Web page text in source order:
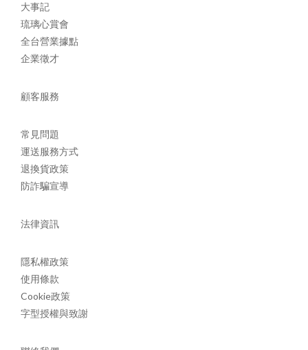
大事記
琉璃心賞會
全台營業據點
企業徵才
顧客服務
常見問題
運送服務方式
退換貨政策
防詐騙宣導
法律資訊
隱私權政策
使用條款
Cookie政策
字型授權與致謝